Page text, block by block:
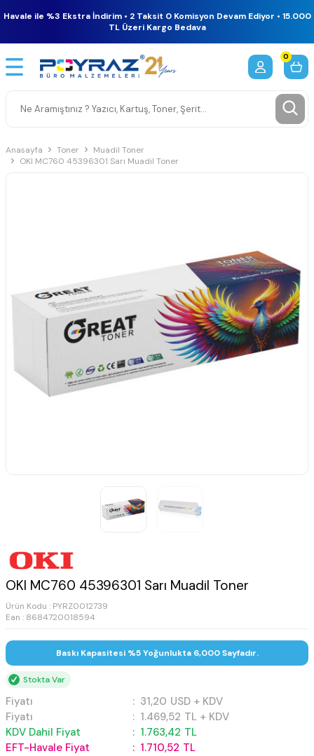
Havale ile %3 Ekstra İndirim • 2 Taksit 0 Komisyon Devam Ediyor • 15.000
TL Üzeri Kargo Bedava
0
Anasayfa Toner
Muadil Toner
OKI MC760 45396301 Sarı Muadil Toner
OKI MC760 45396301 Sarı Muadil Toner
Ürün Kodu : PYRZ0012739
Ean : 8684720018594
Baskı Kapasitesi %5 Yoğunlukta 6,000 Sayfadır.
Stokta Var
Fiyatı : 31,20 USD + KDV
Fiyatı
: 1.469,52 TL + KDV
KDV Dahil Fiyat
: 1.763,42 TL
EFT-Havale Fiyat
: 1.710,52 TL